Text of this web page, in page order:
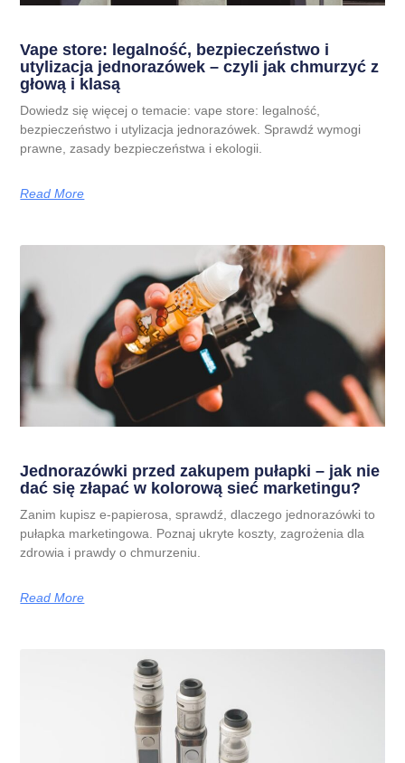
Vape store: legalność, bezpieczeństwo i
utylizacja jednorazówek – czyli jak chmurzyć z
głową i klasą
Dowiedz się więcej o temacie: vape store: legalność,
bezpieczeństwo i utylizacja jednorazówek. Sprawdź wymogi
prawne, zasady bezpieczeństwa i ekologii.
Read More
Jednorazówki przed zakupem pułapki – jak nie
dać się złapać w kolorową sieć marketingu?
Zanim kupisz e-papierosa, sprawdź, dlaczego jednorazówki to
pułapka marketingowa. Poznaj ukryte koszty, zagrożenia dla
zdrowia i prawdy o chmurzeniu.
Read More